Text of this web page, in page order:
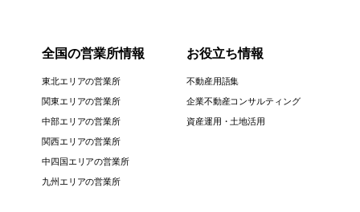
全国の営業所情報
東北エリアの営業所
関東エリアの営業所
中部エリアの営業所
関西エリアの営業所
中四国エリアの営業所
九州エリアの営業所
お役立ち情報
不動産用語集
企業不動産コンサルティング
資産運用・土地活用